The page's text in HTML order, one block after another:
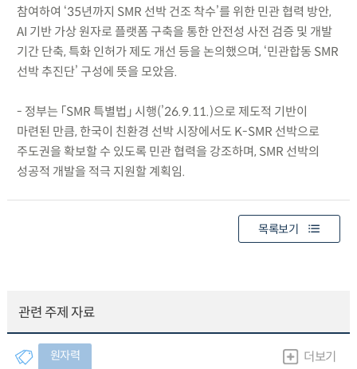
참여하여 ‘35년까지 SMR 선박 건조 착수’를 위한 민관 협력 방안,
AI 기반 가상 원자로 플랫폼 구축을 통한 안전성 사전 검증 및 개발
기간 단축, 특화 인허가 제도 개선 등을 논의했으며, ‘민관합동 SMR
선박 추진단’ 구성에 뜻을 모았음.
- 정부는 「SMR 특별법」 시행(’26.9.11.)으로 제도적 기반이
마련된 만큼, 한국이 친환경 선박 시장에서도 K-SMR 선박으로
주도권을 확보할 수 있도록 민관 협력을 강조하며, SMR 선박의
성공적 개발을 적극 지원할 계획임.
목록보기
관련 주제 자료
원자력 더보기